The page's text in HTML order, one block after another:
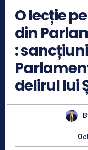
O lecție
din
:
delirul lui